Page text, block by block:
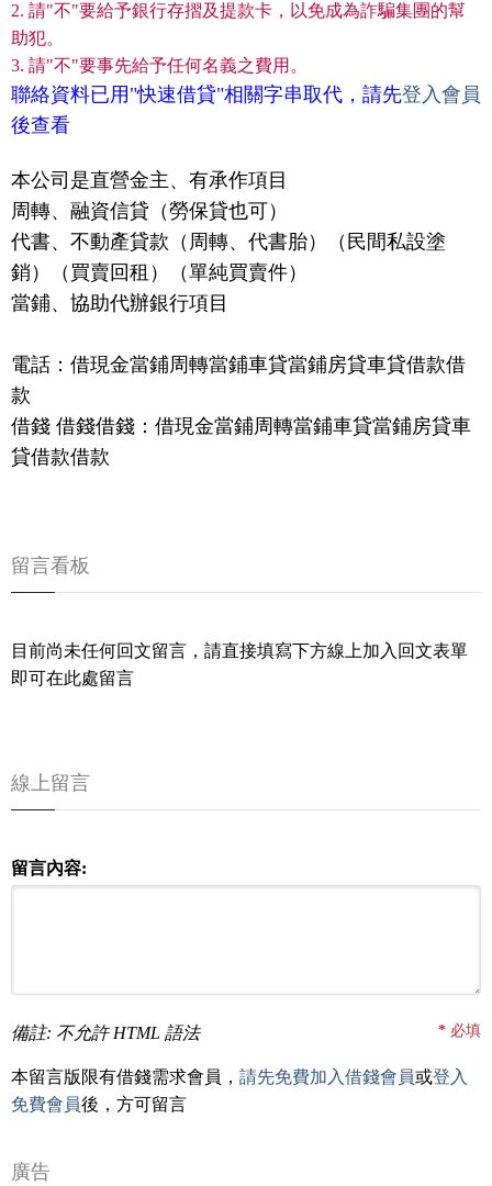
2. 請"不"要給予銀行存摺及提款卡，以免成為詐騙集團的幫
助犯。
3. 請"不"要事先給予任何名義之費用。
聯絡資料已用"快速借貸"相關字串取代，請先登入會員
後查看
本公司是直營金主、有承作項目
周轉、融資信貸（勞保貸也可）
代書、不動產貸款（周轉、代書胎）（民間私設塗
銷）（買賣回租）（單純買賣件）
當鋪、協助代辦銀行項目
電話：借現金當鋪周轉當鋪車貸當鋪房貸車貸借款借
款
借錢 借錢借錢：借現金當鋪周轉當鋪車貸當鋪房貸車
貸借款借款
留言看板
目前尚未任何回文留言，請直接填寫下方線上加入回文表單
即可在此處留言
線上留言
留言內容:
備註: 不允許 HTML 語法 * 必填
本留言版限有借錢需求會員， 請先免費加入借錢會員或登入
免費會員後，方可留言
廣告